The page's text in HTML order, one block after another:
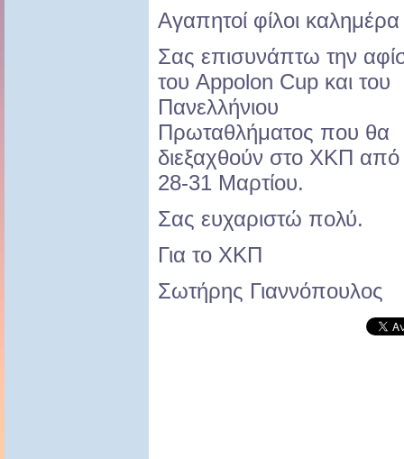
Αγαπητοί φίλοι καλημέρα
Σας επισυνάπτω την
του Appolon Cup και του
Πανελλήνιου
Πρωταθλήματος που θα
διεξαχθούν στο ΧΚΠ από
28-31 Μαρτίου.
Σας ευχαριστώ πολύ.
Για το ΧΚΠ
Σωτήρης Γιαννόπουλος